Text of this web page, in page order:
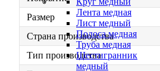
Лента медная
Лист медный
Полоса медная
Труба медная
Шестигранник
медный
Размер
Страна производства
Тип производства